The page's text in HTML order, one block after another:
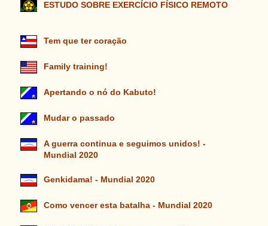
ESTUDO SOBRE EXERCÍCIO FÍSICO REMOTO
Tem que ter coração
Family training!
Apertando o nó do Kabuto!
Mudar o passado
A guerra continua e seguimos unidos! -
Mundial 2020
Genkidama! - Mundial 2020
Como vencer esta batalha - Mundial 2020